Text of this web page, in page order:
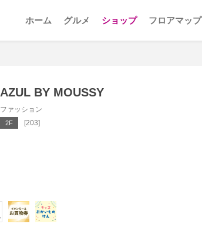
ホーム グルメ ショップ フロアマップ
AZUL BY MOUSSY
ファッション
2F [203]